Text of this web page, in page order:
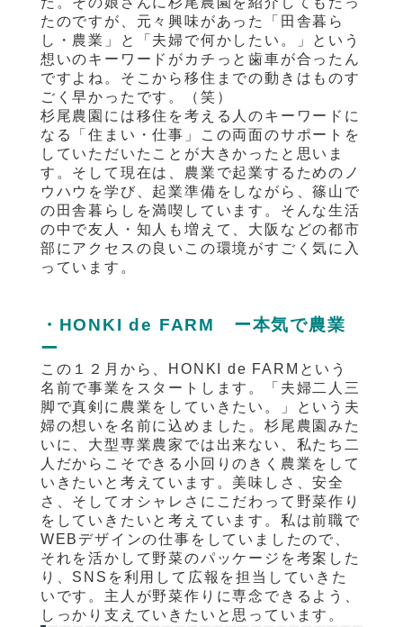
たのですが、元々興味があった「田舎暮ら
し・農業」と「夫婦で何かしたい。」という
想いのキーワードがカチっと歯車が合ったん
ですよね。そこから移住までの動きはものす
ごく早かったです。（笑）
杉尾農園には移住を考える人のキーワードに
なる「住まい・仕事」この両面のサポートを
していただいたことが大きかったと思いま
す。そして現在は、農業で起業するためのノ
ウハウを学び、起業準備をしながら、篠山で
の田舎暮らしを満喫しています。そんな生活
の中で友人・知人も増えて、大阪などの都市
部にアクセスの良いこの環境がすごく気に入
っています。
・HONKI de FARM ー本気で農業
ー
この１２月から、HONKI de FARMという
名前で事業をスタートします。「夫婦二人三
脚で真剣に農業をしていきたい。」という夫
婦の想いを名前に込めました。杉尾農園みた
いに、大型専業農家では出来ない、私たち二
人だからこそできる小回りのきく農業をして
いきたいと考えています。美味しさ、安全
さ、そしてオシャレさにこだわって野菜作り
をしていきたいと考えています。私は前職で
WEBデザインの仕事をしていましたので、
それを活かして野菜のパッケージを考案した
り、SNSを利用して広報を担当していきた
いです。主人が野菜作りに専念できるよう、
しっかり支えていきたいと思っています。